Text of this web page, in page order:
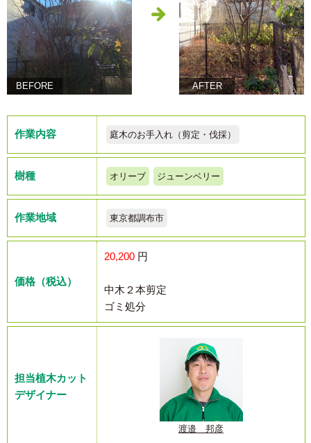
BEFORE AFTER
作業内容 庭木のお手入れ（剪定・伐採）
樹種 オリーブ ジューンベリー
作業地域 東京都調布市
価格（税込）
20,200 円
中木２本剪定
ゴミ処分
担当植木カット
デザイナー
渡邉 邦彦